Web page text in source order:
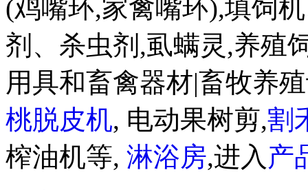
(鸡嘴环,家禽嘴环),填饲
剂、杀虫剂,虱螨灵,养殖
用具和畜禽器材|畜牧养
桃脱皮机, 电动果树剪,割
榨油机等, 淋浴房,进入 产